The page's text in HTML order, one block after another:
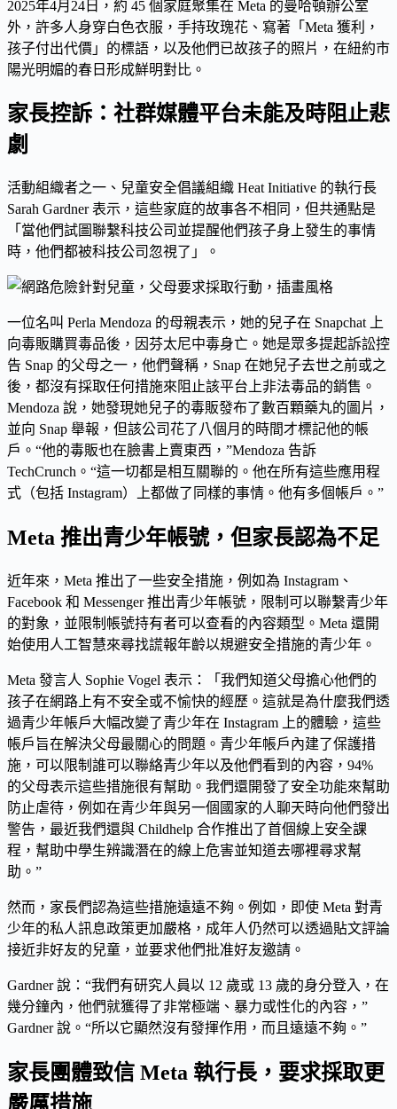
2025年4月24日，約 45 個家庭聚集在 Meta 的曼哈頓辦公室
外，許多人身穿白色衣服，手持玫瑰花、寫著「Meta 獲利，
孩子付出代價」的標語，以及他們已故孩子的照片，在紐約市
陽光明媚的春日形成鮮明對比。
家長控訴：社群媒體平台未能及時阻止悲
劇
活動組織者之一、兒童安全倡議組織 Heat Initiative 的執行長
Sarah Gardner 表示，這些家庭的故事各不相同，但共通點是
「當他們試圖聯繫科技公司並提醒他們孩子身上發生的事情
時，他們都被科技公司忽視了」。
一位名叫 Perla Mendoza 的母親表示，她的兒子在 Snapchat 上
向毒販購買毒品後，因芬太尼中毒身亡。她是眾多提起訴訟控
告 Snap 的父母之一，他們聲稱，Snap 在她兒子去世之前或之
後，都沒有採取任何措施來阻止該平台上非法毒品的銷售。
Mendoza 說，她發現她兒子的毒販發布了數百顆藥丸的圖片，
並向 Snap 舉報，但該公司花了八個月的時間才標記他的帳
戶。“他的毒販也在臉書上賣東西，”Mendoza 告訴
TechCrunch。“這一切都是相互關聯的。他在所有這些應用程
式（包括 Instagram）上都做了同樣的事情。他有多個帳戶。”
Meta 推出青少年帳號，但家長認為不足
近年來，Meta 推出了一些安全措施，例如為 Instagram、
Facebook 和 Messenger 推出青少年帳號，限制可以聯繫青少年
的對象，並限制帳號持有者可以查看的內容類型。Meta 還開
始使用人工智慧來尋找謊報年齡以規避安全措施的青少年。
Meta 發言人 Sophie Vogel 表示：「我們知道父母擔心他們的
孩子在網路上有不安全或不愉快的經歷。這就是為什麼我們透
過青少年帳戶大幅改變了青少年在 Instagram 上的體驗，這些
帳戶旨在解決父母最關心的問題。青少年帳戶內建了保護措
施，可以限制誰可以聯絡青少年以及他們看到的內容，94%
的父母表示這些措施很有幫助。我們還開發了安全功能來幫助
防止虐待，例如在青少年與另一個國家的人聊天時向他們發出
警告，最近我們還與 Childhelp 合作推出了首個線上安全課
程，幫助中學生辨識潛在的線上危害並知道去哪裡尋求幫
助。”
然而，家長們認為這些措施遠遠不夠。例如，即使 Meta 對青
少年的私人訊息政策更加嚴格，成年人仍然可以透過貼文評論
接近非好友的兒童，並要求他們批准好友邀請。
Gardner 說：“我們有研究人員以 12 歲或 13 歲的身分登入，在
幾分鐘內，他們就獲得了非常極端、暴力或性化的內容，”
Gardner 說。“所以它顯然沒有發揮作用，而且遠遠不夠。”
家長團體致信 Meta 執行長，要求採取更
嚴厲措施